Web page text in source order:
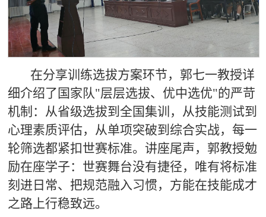
在分享训练选拔方案环节，郭七一教授详
细介绍了国家队"层层选拔、优中选优"的严苛
机制：从省级选拔到全国集训，从技能测试到
心理素质评估，从单项突破到综合实战，每一
轮筛选都紧扣世赛标准。讲座尾声，郭教授勉
励在座学子：世赛舞台没有捷径，唯有将标准
刻进日常、把规范融入习惯，方能在技能成才
之路上行稳致远。